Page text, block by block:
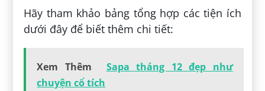
Hãy tham khảo bảng tổng hợp các tiện ích
dưới đây để biết thêm chi tiết:
Xem Thêm
Sapa tháng 12 đẹp như
chuyện cổ tích